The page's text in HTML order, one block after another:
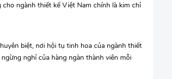
ngành thiết kế Việt Nam chính là kim chỉ
biệt, nơi hội tụ tinh hoa của ngành thiết
nghỉ của hàng ngàn thành viên mỗi